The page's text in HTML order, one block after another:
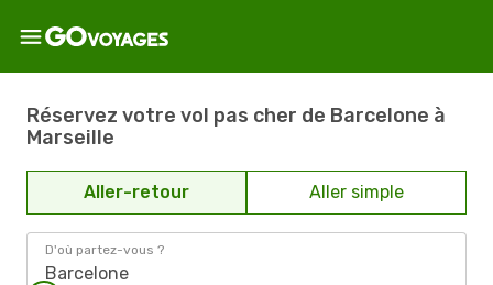
Réservez votre vol pas cher de Barcelone à
Marseille
Aller-retour Aller simple
D'où partez-vous ?
Barcelone